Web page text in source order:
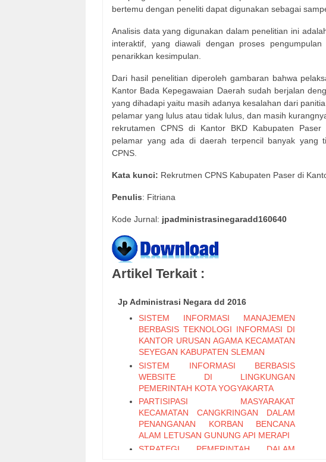
bertemu dengan peneliti dapat digunakan sebagai
Analisis data yang digunakan dalam penelitian ini
interaktif, yang diawali dengan proses
penarikkan kesimpulan.
Dari hasil penelitian diperoleh gambaran bahwa
Kantor Bada Kepegawaian Daerah sudah berjalan
yang dihadapi yaitu masih adanya kesalahan dari
pelamar yang lulus atau tidak lulus, dan masih
rekrutamen CPNS di Kantor BKD Kabupaten
pelamar yang ada di daerah terpencil banyak yang
CPNS.
Kata kunci: Rekrutmen CPNS Kabupaten Paser di
Penulis: Fitriana
Kode Jurnal: jpadministrasinegaradd160640
Artikel Terkait :
Jp Administrasi Negara dd 2016
SISTEM INFORMASI MANAJEMEN
BERBASIS TEKNOLOGI INFORMASI DI
KANTOR URUSAN AGAMA KECAMATAN
SEYEGAN KABUPATEN SLEMAN
SISTEM INFORMASI BERBASIS
WEBSITE DI LINGKUNGAN
PEMERINTAH KOTA YOGYAKARTA
PARTISIPASI MASYARAKAT
KECAMATAN CANGKRINGAN DALAM
PENANGANAN KORBAN BENCANA
ALAM LETUSAN GUNUNG API MERAPI
STRATEGI PEMERINTAH DALAM